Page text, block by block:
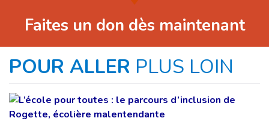
Faites un don dès maintenant
POUR ALLER PLUS LOIN